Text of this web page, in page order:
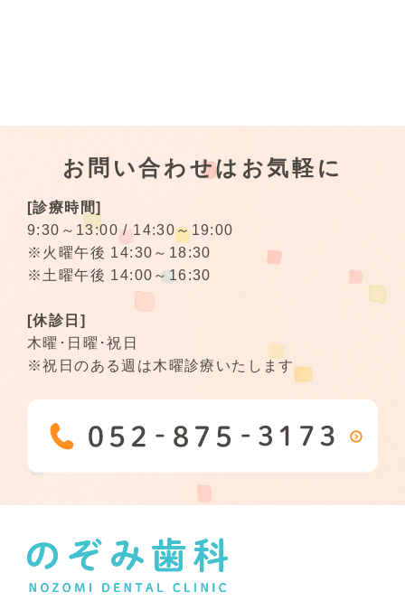
お問い合わせはお気軽に
[診療時間]
9:30～13:00 / 14:30～19:00
※火曜午後 14:30～18:30
※土曜午後 14:00～16:30
[休診日]
木曜･日曜･祝日
※祝日のある週は木曜診療いたします